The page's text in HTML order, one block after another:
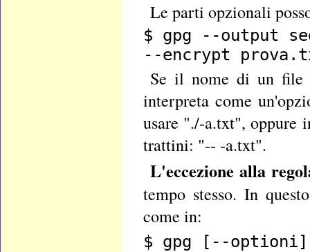
Le parti opzionali
$ gpg --output
--encrypt
Se il nome di un file
interpreta come
usare "./-a.txt", oppure
trattini: "-- -a.txt".
L'eccezione alla
tempo stesso. In
come in:
$ gpg [--